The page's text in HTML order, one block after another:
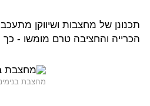
תכנונן של מחצבות ושיווקן
הכרייה והחציבה טרם מומשו -
מחצבת